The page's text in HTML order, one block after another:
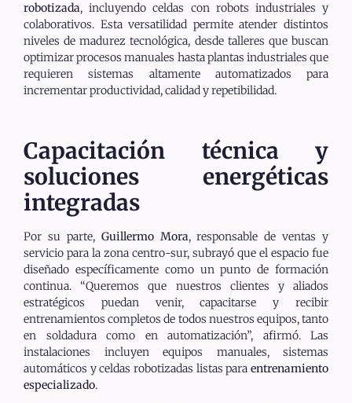
robotizada, incluyendo celdas con robots industriales y
colaborativos. Esta versatilidad permite atender distintos
niveles de madurez tecnológica, desde talleres que buscan
optimizar procesos manuales hasta plantas industriales que
requieren sistemas altamente automatizados para
incrementar productividad, calidad y repetibilidad.
Capacitación técnica y
soluciones energéticas
integradas
Por su parte, Guillermo Mora, responsable de ventas y
servicio para la zona centro-sur, subrayó que el espacio fue
diseñado específicamente como un punto de formación
continua. “Queremos que nuestros clientes y aliados
estratégicos puedan venir, capacitarse y recibir
entrenamientos completos de todos nuestros equipos, tanto
en soldadura como en automatización”, afirmó. Las
instalaciones incluyen equipos manuales, sistemas
automáticos y celdas robotizadas listas para entrenamiento
especializado.